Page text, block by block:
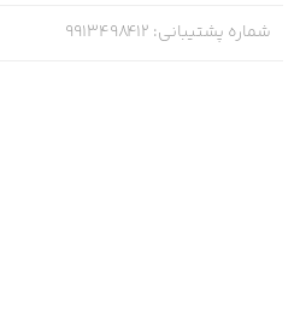
شماره پشتیبانی:
9913498412